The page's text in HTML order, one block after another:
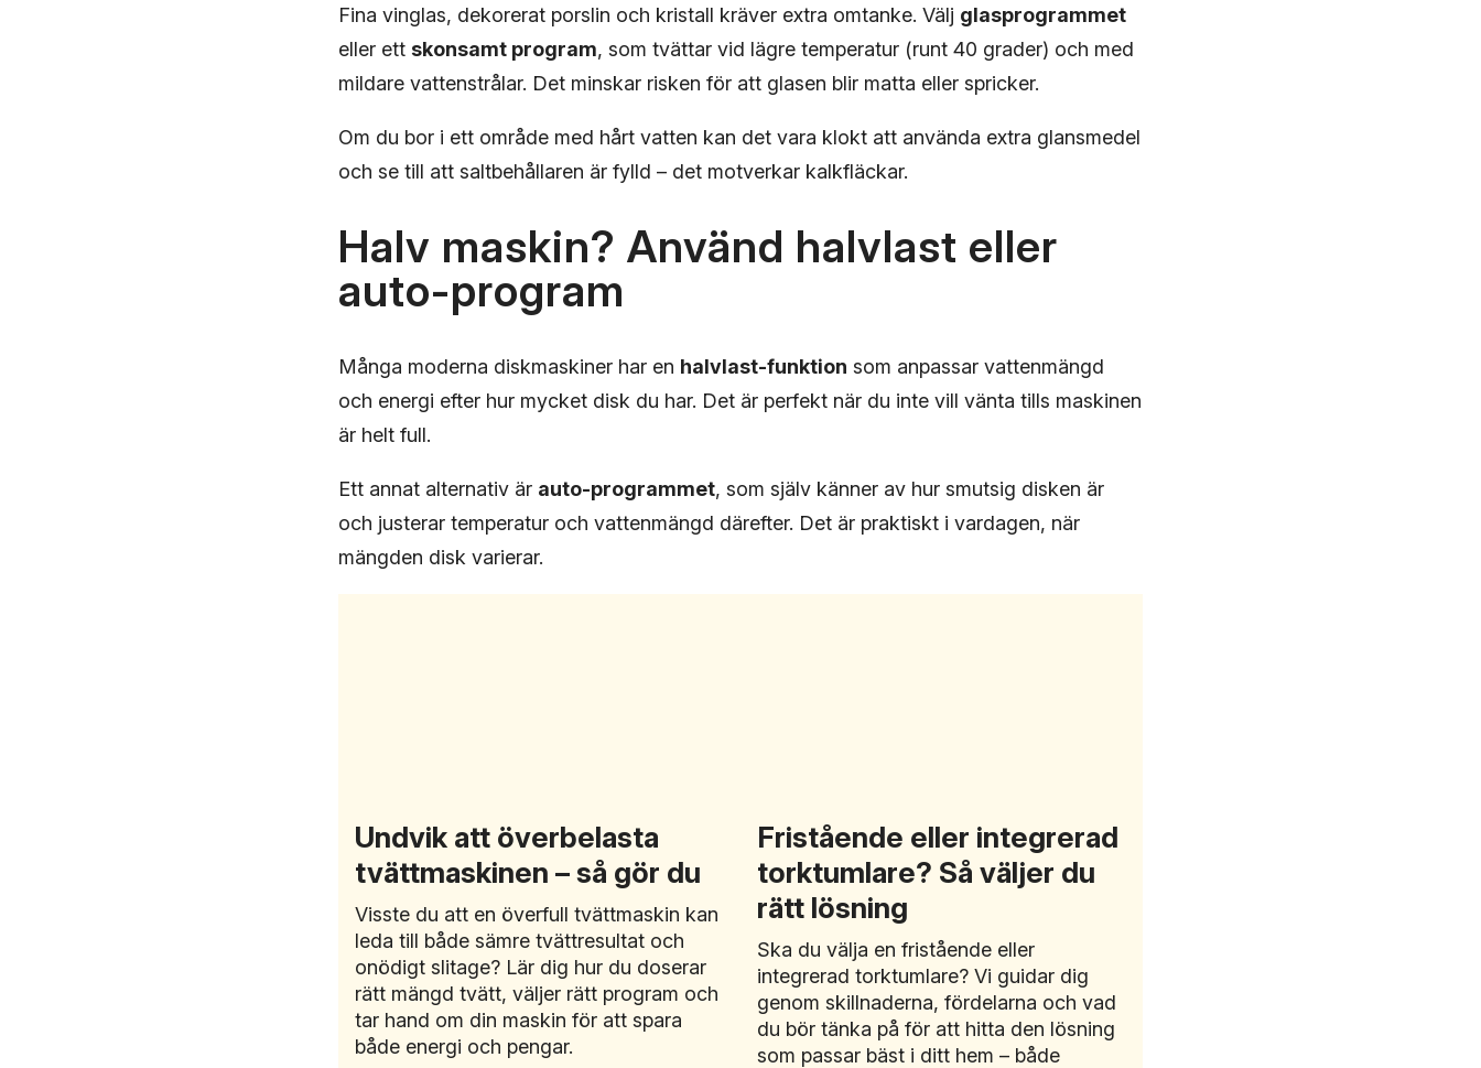
Fina vinglas, dekorerat porslin och kristall kräver extra omtanke. Välj glasprogrammet
eller ett skonsamt program, som tvättar vid lägre temperatur (runt 40 grader) och med
mildare vattenstrålar. Det minskar risken för att glasen blir matta eller spricker.
Om du bor i ett område med hårt vatten kan det vara klokt att använda extra glansmedel
och se till att saltbehållaren är fylld – det motverkar kalkfläckar.
Halv maskin? Använd halvlast eller
auto-program
Många moderna diskmaskiner har en halvlast-funktion som anpassar vattenmängd
och energi efter hur mycket disk du har. Det är perfekt när du inte vill vänta tills maskinen
är helt full.
Ett annat alternativ är auto-programmet, som själv känner av hur smutsig disken är
och justerar temperatur och vattenmängd därefter. Det är praktiskt i vardagen, när
mängden disk varierar.
Undvik att överbelasta
tvättmaskinen – så gör du
Visste du att en överfull tvättmaskin kan
leda till både sämre tvättresultat och
onödigt slitage? Lär dig hur du doserar
rätt mängd tvätt, väljer rätt program och
tar hand om din maskin för att spara
både energi och pengar.
Fristående eller integrerad
torktumlare? Så väljer du
rätt lösning
Ska du välja en fristående eller
integrerad torktumlare? Vi guidar dig
genom skillnaderna, fördelarna och vad
du bör tänka på för att hitta den lösning
som passar bäst i ditt hem – både